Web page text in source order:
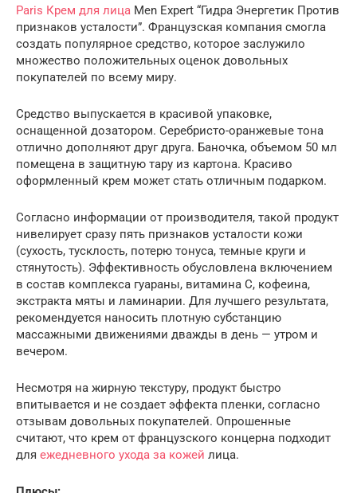
Paris Крем для лица Men Expert “Гидра Энергетик Против
признаков усталости”. Французская компания смогла
создать популярное средство, которое заслужило
множество положительных оценок довольных
покупателей по всему миру.
Средство выпускается в красивой упаковке,
оснащенной дозатором. Серебристо-оранжевые тона
отлично дополняют друг друга. Баночка, объемом 50 мл
помещена в защитную тару из картона. Красиво
оформленный крем может стать отличным подарком.
Согласно информации от производителя, такой продукт
нивелирует сразу пять признаков усталости кожи
(сухость, тусклость, потерю тонуса, темные круги и
стянутость). Эффективность обусловлена включением
в состав комплекса гуараны, витамина С, кофеина,
экстракта мяты и ламинарии. Для лучшего результата,
рекомендуется наносить плотную субстанцию
массажными движениями дважды в день — утром и
вечером.
Несмотря на жирную текстуру, продукт быстро
впитывается и не создает эффекта пленки, согласно
отзывам довольных покупателей. Опрошенные
считают, что крем от французского концерна подходит
для ежедневного ухода за кожей лица.